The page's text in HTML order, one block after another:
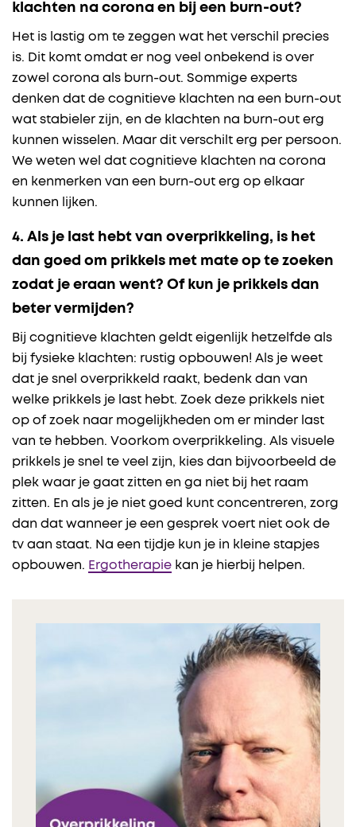
klachten na corona en bij een burn-out?
Het is lastig om te zeggen wat het verschil precies
is. Dit komt omdat er nog veel onbekend is over
zowel corona als burn-out. Sommige experts
denken dat de cognitieve klachten na een burn-out
wat stabieler zijn, en de klachten na burn-out erg
kunnen wisselen. Maar dit verschilt erg per persoon.
We weten wel dat cognitieve klachten na corona
en kenmerken van een burn-out erg op elkaar
kunnen lijken.
4. Als je last hebt van overprikkeling, is het
dan goed om prikkels met mate op te zoeken
zodat je eraan went? Of kun je prikkels dan
beter vermijden?
Bij cognitieve klachten geldt eigenlijk hetzelfde als
bij fysieke klachten: rustig opbouwen! Als je weet
dat je snel overprikkeld raakt, bedenk dan van
welke prikkels je last hebt. Zoek deze prikkels niet
op of zoek naar mogelijkheden om er minder last
van te hebben. Voorkom overprikkeling. Als visuele
prikkels je snel te veel zijn, kies dan bijvoorbeeld de
plek waar je gaat zitten en ga niet bij het raam
zitten. En als je je niet goed kunt concentreren, zorg
dan dat wanneer je een gesprek voert niet ook de
tv aan staat. Na een tijdje kun je in kleine stapjes
opbouwen. Ergotherapie kan je hierbij helpen.